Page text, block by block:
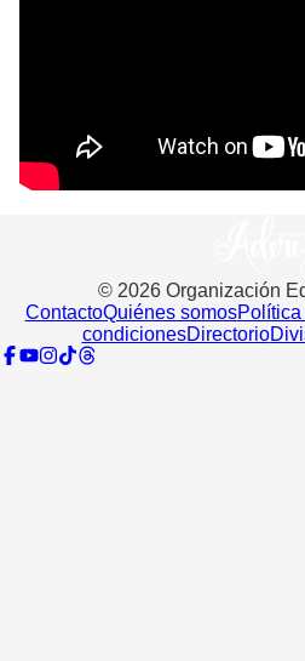
© 2026Organización
ContactoQuiénes somosPolítica
condicionesDirectorio